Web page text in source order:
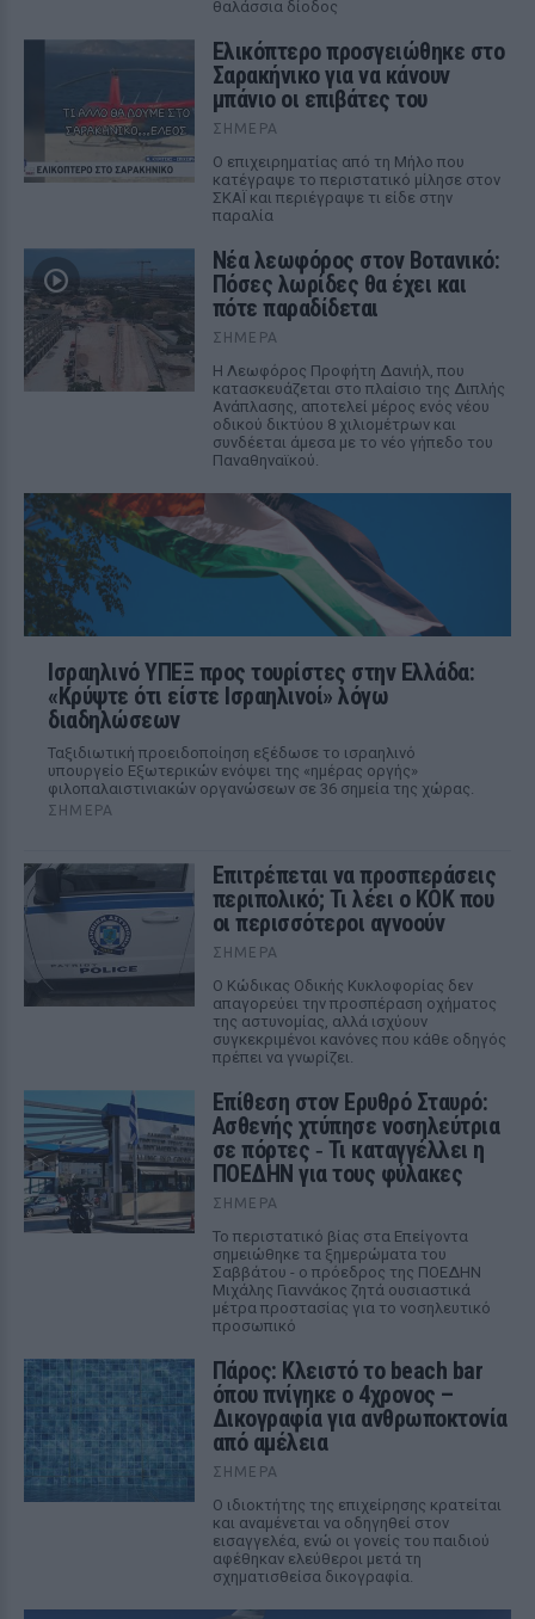
θαλάσσια δίοδος
Ελικόπτερο προσγειώθηκε στο
Σαρακήνικο για να κάνουν
μπάνιο οι επιβάτες του
ΣΉΜΕΡΑ
Ο επιχειρηματίας από τη Μήλο που
κατέγραψε το περιστατικό μίλησε στον
ΣΚΑΪ και περιέγραψε τι είδε στην
παραλία
Νέα λεωφόρος στον Βοτανικό:
Πόσες λωρίδες θα έχει και
πότε παραδίδεται
ΣΉΜΕΡΑ
Η Λεωφόρος Προφήτη Δανιήλ, που
κατασκευάζεται στο πλαίσιο της Διπλής
Ανάπλασης, αποτελεί μέρος ενός νέου
οδικού δικτύου 8 χιλιομέτρων και
συνδέεται άμεσα με το νέο γήπεδο του
Παναθηναϊκού.
Ισραηλινό ΥΠΕΞ προς τουρίστες στην Ελλάδα:
«Κρύψτε ότι είστε Ισραηλινοί» λόγω
διαδηλώσεων
Ταξιδιωτική προειδοποίηση εξέδωσε το ισραηλινό
υπουργείο Εξωτερικών ενόψει της «ημέρας οργής»
φιλοπαλαιστινιακών οργανώσεων σε 36 σημεία της χώρας.
ΣΉΜΕΡΑ
Επιτρέπεται να προσπεράσεις
περιπολικό; Τι λέει ο ΚΟΚ που
οι περισσότεροι αγνοούν
ΣΉΜΕΡΑ
Ο Κώδικας Οδικής Κυκλοφορίας δεν
απαγορεύει την προσπέραση οχήματος
της αστυνομίας, αλλά ισχύουν
συγκεκριμένοι κανόνες που κάθε οδηγός
πρέπει να γνωρίζει.
Επίθεση στον Ερυθρό Σταυρό:
Ασθενής χτύπησε νοσηλεύτρια
σε πόρτες ‑ Τι καταγγέλλει η
ΠΟΕΔΗΝ για τους φύλακες
ΣΉΜΕΡΑ
Το περιστατικό βίας στα Επείγοντα
σημειώθηκε τα ξημερώματα του
Σαββάτου - ο πρόεδρος της ΠΟΕΔΗΝ
Μιχάλης Γιαννάκος ζητά ουσιαστικά
μέτρα προστασίας για το νοσηλευτικό
προσωπικό
Πάρος: Κλειστό το beach bar
όπου πνίγηκε ο 4χρονος –
Δικογραφία για ανθρωποκτονία
από αμέλεια
ΣΉΜΕΡΑ
Ο ιδιοκτήτης της επιχείρησης κρατείται
και αναμένεται να οδηγηθεί στον
εισαγγελέα, ενώ οι γονείς του παιδιού
αφέθηκαν ελεύθεροι μετά τη
σχηματισθείσα δικογραφία.